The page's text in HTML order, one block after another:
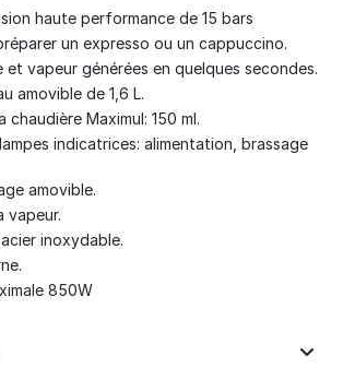
haute performance de 15 bars
un expresso ou un cappuccino.
et vapeur générées en quelques secondes.
amovible de 1,6 L.
chaudière Maximul: 150 ml.
indicatrices: alimentation, brassage
amovible.
vapeur.
inoxydable.
850W